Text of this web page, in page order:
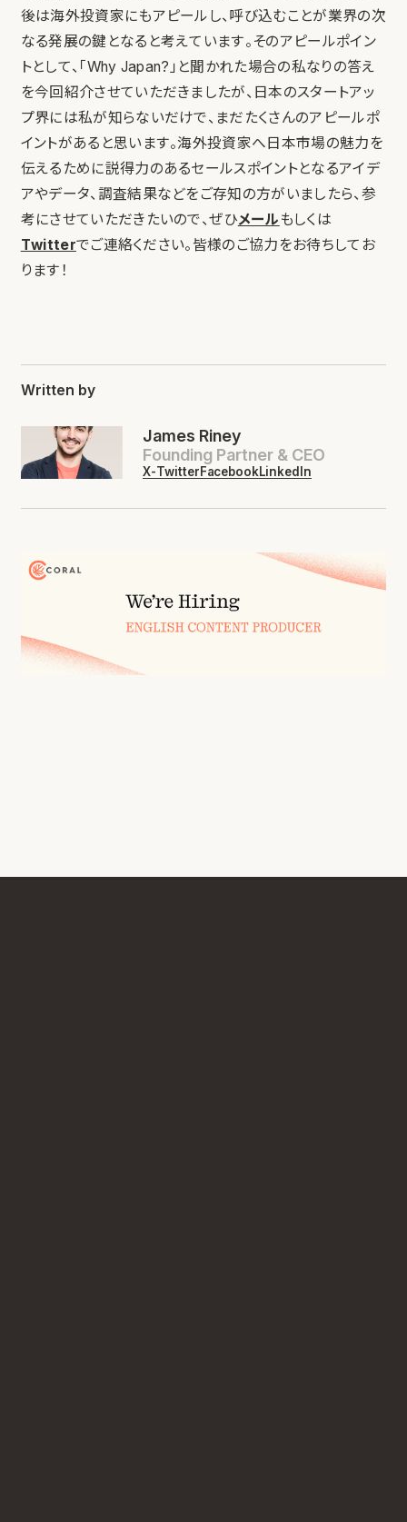
後は海外投資家にもアピールし、呼び込むことが業界の次
なる発展の鍵となると考えています。そのアピールポイン
トとして、「Why Japan?」と聞かれた場合の私なりの答え
を今回紹介させていただきましたが、日本のスタートアッ
プ界には私が知らないだけで、まだたくさんのアピールポ
イントがあると思います。海外投資家へ日本市場の魅力を
伝えるために説得力のあるセールスポイントとなるアイデ
アやデータ、調査結果などをご存知の方がいましたら、参
考にさせていただきたいので、ぜひメール もしくは
Twitterでご連絡ください。皆様のご協力をお待ちしてお
ります！
Written by
James Riney
Founding Partner & CEO
X-TwitterFacebookLinkedIn